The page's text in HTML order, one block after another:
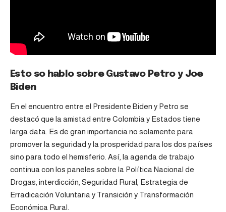
Esto so hablo sobre Gustavo Petro y Joe
Biden
En el encuentro entre el Presidente Biden y Petro se
destacó que la amistad entre Colombia y Estados tiene
larga data. Es de gran importancia no solamente para
promover la seguridad y la prosperidad para los dos países
sino para todo el hemisferio. Así, la agenda de trabajo
continua con los paneles sobre la Política Nacional de
Drogas, interdicción, Seguridad Rural, Estrategia de
Erradicación Voluntaria y Transición y Transformación
Económica Rural.